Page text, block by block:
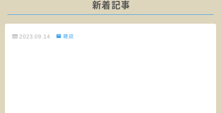
新着記事
2023.09.14 雑談